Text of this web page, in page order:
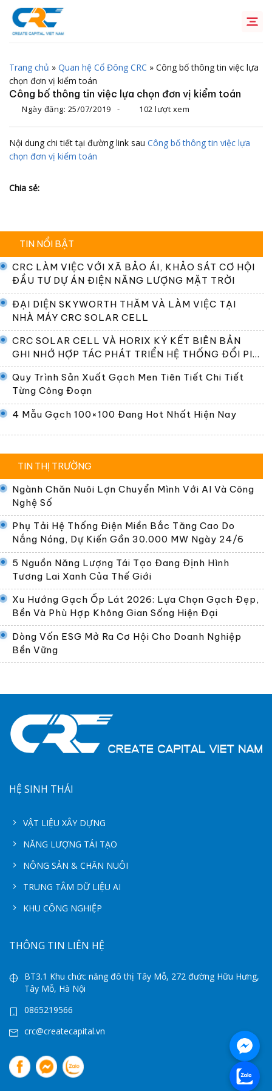
Chuyển
đến
dung
Trang chủ » Quan hệ Cổ Đông CRC » Công bố thông tin việc lựa
chọn đơn vị kiểm toán
Công bố thông tin việc lựa chọn đơn vị kiểm toán
Ngày đăng: 25/07/2019 - 102 lượt xem
Nội dung chi tiết tại đường link sau Công bố thông tin việc lựa
chọn đơn vị kiểm toán
Chia sẻ:
TIN NỔI BẬT
CRC LÀM VIỆC VỚI XÃ BẢO ÁI, KHẢO SÁT CƠ HỘI
ĐẦU TƯ DỰ ÁN ĐIỆN NĂNG LƯỢNG MẶT TRỜI
ĐẠI DIỆN SKYWORTH THĂM VÀ LÀM VIỆC TẠI
NHÀ MÁY CRC SOLAR CELL
CRC SOLAR CELL VÀ HORIX KÝ KẾT BIÊN BẢN
GHI NHỚ HỢP TÁC PHÁT TRIỂN HỆ THỐNG ĐỔI PIN
TẠI VIỆT NAM
Quy Trình Sản Xuất Gạch Men Tiên Tiết Chi Tiết
Từng Công Đoạn
4 Mẫu Gạch 100×100 Đang Hot Nhất Hiện Nay
TIN THỊ TRƯỜNG
Ngành Chăn Nuôi Lợn Chuyển Mình Với AI Và Công
Nghệ Số
Phụ Tải Hệ Thống Điện Miền Bắc Tăng Cao Do
Nắng Nóng, Dự Kiến Gần 30.000 MW Ngày 24/6
5 Nguồn Năng Lượng Tái Tạo Đang Định Hình
Tương Lai Xanh Của Thế Giới
Xu Hướng Gạch Ốp Lát 2026: Lựa Chọn Gạch Đẹp,
Bền Và Phù Hợp Không Gian Sống Hiện Đại
Dòng Vốn ESG Mở Ra Cơ Hội Cho Doanh Nghiệp
Bền Vững
HỆ SINH THÁI
VẬT LIỆU XÂY DỰNG
NĂNG LƯỢNG TÁI TẠO
NÔNG SẢN & CHĂN NUÔI
TRUNG TÂM DỮ LIỆU AI
KHU CÔNG NGHIỆP
THÔNG TIN LIÊN HỆ
BT3.1 Khu chức năng đô thị Tây Mỗ, 272 đường Hữu Hưng,
Tây Mỗ, Hà Nội
0865219566
crc@createcapital.vn